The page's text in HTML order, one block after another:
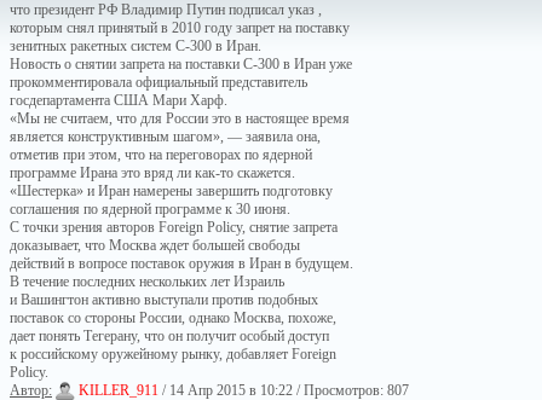
что президент РФ Владимир Путин подписал указ ,
которым снял принятый в 2010 году запрет на поставку
зенитных ракетных систем С-300 в Иран.
Новость о снятии запрета на поставки С-300 в Иран уже
прокомментировала официальный представитель
госдепартамента США Мари Харф.
«Мы не считаем, что для России это в настоящее время
является конструктивным шагом», — заявила она,
отметив при этом, что на переговорах по ядерной
программе Ирана это вряд ли как-то скажется.
«Шестерка» и Иран намерены завершить подготовку
соглашения по ядерной программе к 30 июня.
С точки зрения авторов Foreign Policy, снятие запрета
доказывает, что Москва ждет большей свободы
действий в вопросе поставок оружия в Иран в будущем.
В течение последних нескольких лет Израиль
и Вашингтон активно выступали против подобных
поставок со стороны России, однако Москва, похоже,
дает понять Тегерану, что он получит особый доступ
к российскому оружейному рынку, добавляет Foreign
Policy.
Автор:
KILLER_911 / 14 Апр 2015 в 10:22 / Просмотров: 807